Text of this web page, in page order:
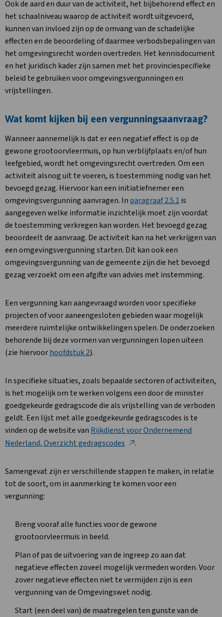
Ook de aard en duur van de activiteit, het bijbehorend effect en
het schaalniveau waarop de activiteit wordt uitgevoerd,
kunnen van invloed zijn op de omvang van de schadelijke
effecten en de beoordeling of daarmee verbodsbepalingen van
het omgevingsrecht worden overtreden. Het kennisdocument
en het juridisch kader zijn samen met het provinciespecifieke
beleid te gebruiken voor omgevingsvergunningen en
vrijstellingen.
Wat komt kijken bij een vergunningsaanvraag?
Wanneer aannemelijk is dat er een negatief effect is op de
gewone grootoorvleermuis, op hun verblijfplaats en/of hun
leefgebied, wordt het omgevingsrecht overtreden. Om een
activiteit alsnog uit te voeren, is toestemming nodig van het
bevoegd gezag. Hiervoor kan een initiatiefnemer een
omgevingsvergunning aanvragen. In paragraaf 2.5.1 is
aangegeven welke informatie inzichtelijk moet zijn voordat
de toestemming verkregen kan worden. Het bevoegd gezag
beoordeelt de aanvraag. De activiteit kan na het verkrijgen van
een omgevingsvergunning starten. Dit kan ook een
omgevingsvergunning van de gemeente zijn die het bevoegd
gezag verzoekt om een afgifte van advies met instemming.
Een vergunning kan aangevraagd worden voor specifieke
projecten of voor aaneengesloten gebieden waar mogelijk
meerdere ruimtelijke ontwikkelingen spelen. De onderzoeken
behorende bij deze vormen van vergunningen lopen uiteen
(zie hiervoorhoofdstuk 2).
In specifieke situaties, zoals bepaalde sectoren of activiteiten,
is het mogelijk om te werken volgens een door de minister
goedgekeurde gedragscode die als vrijstelling van de verboden
geldt. Een lijst met alle goedgekeurde gedragscodes is te
vinden op de website van Rijkdienst voor Ondernemend
Nederland, Overzicht gedragscodes
.
Samengevat zijn er verschillende stappen te maken, in relatie
tot de soort, om in aanmerking te komen voor een
vergunning:
Breng vooraf alle functies voor de gewone
grootoorvleermuis in beeld.
Plan of pas de uitvoering van de ingreep zo aan dat
negatieve effecten zoveel mogelijk vermeden worden. Voor
zover negatieve effecten niet te vermijden zijn is een
vergunning van de Omgevingswet nodig.
Start (een deel van) de maatregelen ten gunste van de